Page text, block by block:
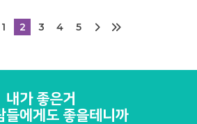
1 2 3 4 5
내가 좋은거
들에게도 좋을테니까